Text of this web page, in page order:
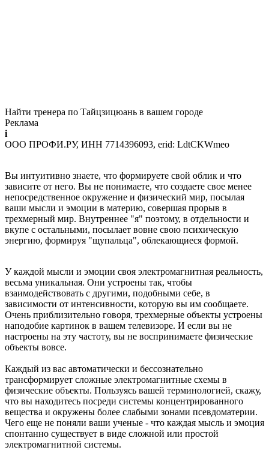
Найти тренера по Тайцзицюань в вашем городе
Реклама
i
ООО ПРОФИ.РУ, ИНН 7714396093, erid: LdtCKWmeo
Вы интуитивно знаете, что формируете свой облик и что
зависите от него. Вы не понимаете, что создаете свое менее
непосредственное окружение и физический мир, посылая
ваши мысли и эмоции в материю, совершая прорыв в
трехмерный мир. Внутреннее "я" поэтому, в отдельности и
вкупе с остальными, посылает вовне свою психическую
энергию, формируя "щупальца", облекающиеся формой.
У каждой мысли и эмоции своя электромагнитная реальность,
весьма уникальная. Они устроены так, чтобы
взаимодействовать с другими, подобными себе, в
зависимости от интенсивности, которую вы им сообщаете.
Очень приблизительно говоря, трехмерные объекты устроены
наподобие картинок в вашем телевизоре. И если вы не
настроены на эту частоту, вы не воспринимаете физические
объекты вовсе.
Каждый из вас автоматически и бессознательно
трансформирует сложные электромагнитные схемы в
физические объекты. Пользуясь вашей терминологией, скажу,
что вы находитесь посреди системы концентрированного
вещества и окружены более слабыми зонами псевдоматерии.
Чего еще не поняли ваши ученые - что каждая мысль и эмоция
спонтанно существует в виде сложной или простой
электромагнитной системы.